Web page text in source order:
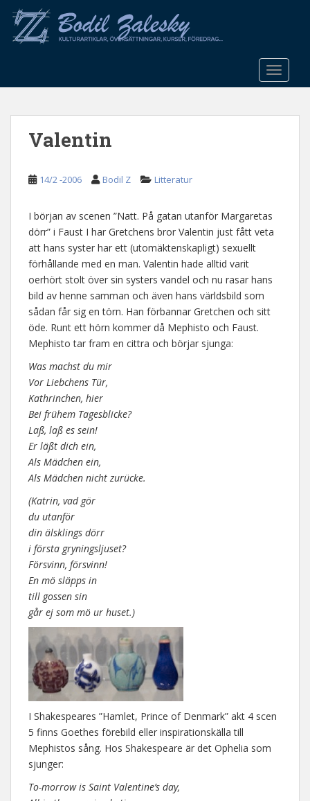
o
Valentin
14/2 -2006 Bodil Z Litteratur
I början av scenen ”Natt. På gatan utanför Margaretas
dörr” i Faust I har Gretchens bror Valentin just fått veta
att hans syster har ett (utomäktenskapligt) sexuellt
förhållande med en man. Valentin hade alltid varit
oerhört stolt över sin systers vandel och nu rasar hans
bild av henne samman och även hans världsbild som
sådan får sig en törn. Han förbannar Gretchen och sitt
öde. Runt ett hörn kommer då Mephisto och Faust.
Mephisto tar fram en cittra och börjar sjunga:
Was machst du mir
Vor Liebchens Tür,
Kathrinchen, hier
Bei frühem Tagesblicke?
Laß, laß es sein!
Er läßt dich ein,
Als Mädchen ein,
Als Mädchen nicht zurücke.
(Katrin, vad gör
du utanför
din älsklings dörr
i första gryningsljuset?
Försvinn, försvinn!
En mö släpps in
till gossen sin
går ej som mö ur huset.)
I Shakespeares ”Hamlet, Prince of Denmark” akt 4 scen
5 finns Goethes förebild eller inspirationskälla till
Mephistos sång. Hos Shakespeare är det Ophelia som
sjunger:
To-morrow is Saint Valentine’s day,